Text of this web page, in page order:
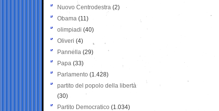
Nuovo Centrodestra (2)
Obama (11)
olimpiadi (40)
Oliveri (4)
Pannella (29)
Papa (33)
Parlamento (1.428)
partito del popolo della libertà
(30)
Partito Democratico (1.034)